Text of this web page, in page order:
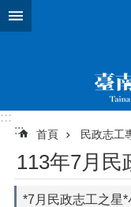
跳到主要內容區塊
:::
:::
首頁 民政志工
113年7月民
*7月民政志工之星